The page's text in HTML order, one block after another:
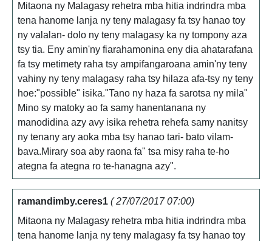
Mitaona ny Malagasy rehetra mba hitia indrindra mba
tena hanome lanja ny teny malagasy fa tsy hanao toy
ny valalan- dolo ny teny malagasy ka ny tompony aza
tsy tia. Eny amin'ny fiarahamonina eny dia ahatarafana
fa tsy metimety raha tsy ampifangaroana amin'ny teny
vahiny ny teny malagasy raha tsy hilaza afa-tsy ny teny
hoe:"possible" isika."Tano ny haza fa sarotsa ny mila"
Mino sy matoky ao fa samy hanentanana ny
manodidina azy avy isika rehetra rehefa samy nanitsy
ny tenany ary aoka mba tsy hanao tari- bato vilam-
bava.Mirary soa aby raona fa" tsa misy raha te-ho
ategna fa ategna ro te-hanagna azy".
ramandimby.ceres1 ( 27/07/2017 07:00)
Mitaona ny Malagasy rehetra mba hitia indrindra mba
tena hanome lanja ny teny malagasy fa tsy hanao toy